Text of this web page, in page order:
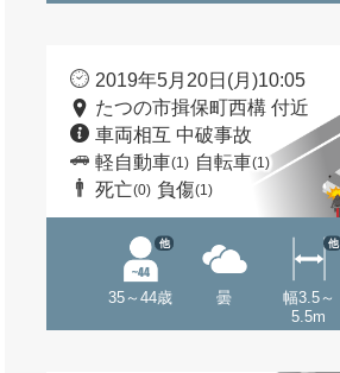
2019年5月20日(月)10:05
たつの市揖保町西構 付近
車両相互 中破事故
軽自動車(1) 自転車(1)
死亡(0) 負傷(1)
35～44歳
他
曇
幅3.5～
5.5m
他